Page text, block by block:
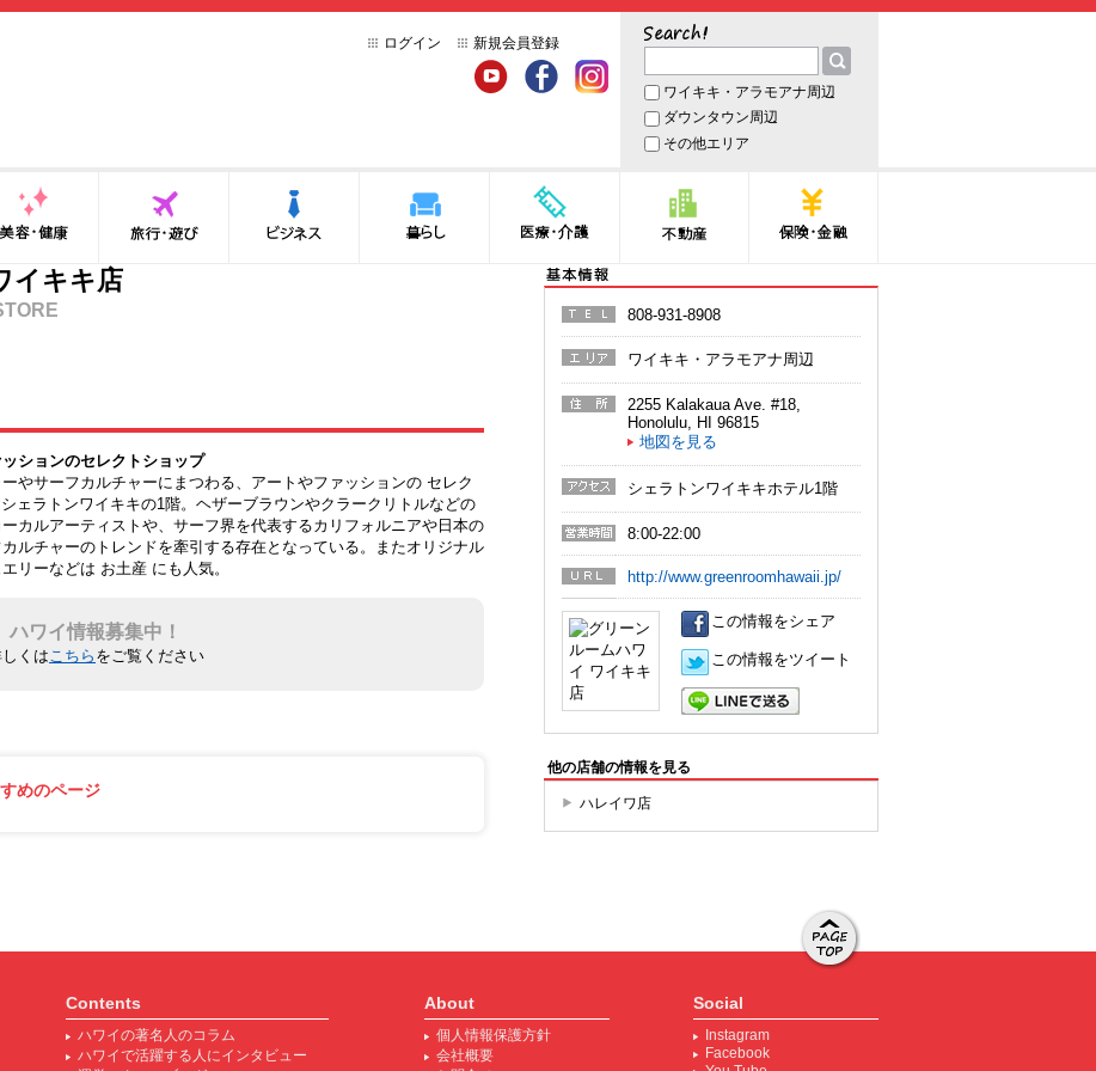
ログイン 新規会員登録 サーチ
ワイキキ・アラモアナ周辺
ダウンタウン周辺
その他エリア
健康 旅行・遊び 医療・介護
イキキ店
ションのセレクトショップ
やサーフカルチャーにまつわる、アートやファッションの セレク
ェラトンワイキキの1階。ヘザーブラウンやクラークリトルなどの
カルアーティストや、サーフ界を代表するカリフォルニアや日本の
ルチャーのトレンドを牽引する存在となっている。またオリジナル
リーなどは お土産 にも人気。
ハワイ情報募集中！
くはこちら をご覧ください
めのページ
電話番
号
808-931-8908
ワイキキ・アラモアナ周辺
2255 Kalakaua Ave. #18
Honolulu
HI 96815
地図を見る
ス
シェラトンワイキキホテル1階
営業時
間
8:00-22:00
http://www.greenroomhawaii.jp/
この情報をシェア
この情報をツイート
他の店舗の情報を見る
ハレイワ店
Contents
ハワイの著名人のコラム
ハワイで活躍する人にインタビュー
About
個人情報保護方針
会社概要
Social
Instagram
Facebook
動する